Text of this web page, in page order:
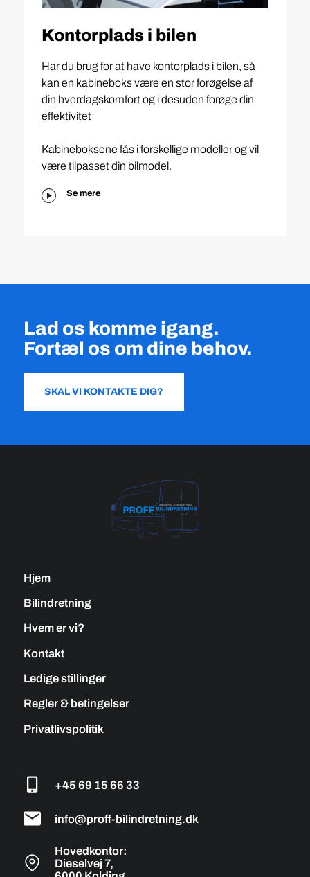
Kontorplads i bilen
Har du brug for at have kontorplads i bilen, så
kan en kabineboks være en stor forøgelse af
din hverdagskomfort og i desuden forøge din
effektivitet
Kabineboksene fås i forskellige modeller og vil
være tilpasset din bilmodel.
Se mere
Lad os komme igang.
Fortæl os om dine behov.
SKAL VI KONTAKTE DIG?
Hjem
Bilindretning
Hvem er vi?
Kontakt
Ledige stillinger
Regler & betingelser
Privatlivspolitik
+45 69 15 66 33
info@proff-bilindretning.dk
Hovedkontor:
Dieselvej 7,